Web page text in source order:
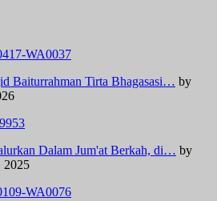
Baiturrahman Tirta Bhagasasi… by
Dalam Jum'at Berkah, di… by
2025